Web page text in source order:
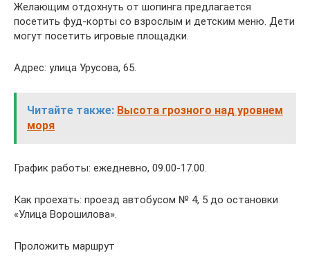
Желающим отдохнуть от шопинга предлагается
посетить фуд-корты со взрослым и детским меню. Дети
могут посетить игровые площадки.
Адрес: улица Урусова, 65.
Читайте также: Высота грозного над уровнем
моря
График работы: ежедневно, 09.00-17.00.
Как проехать: проезд автобусом № 4, 5 до остановки
«Улица Ворошилова».
Проложить маршрут